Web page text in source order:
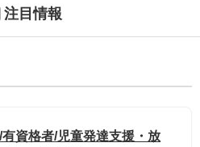
注目情報
資格者/児童発達支援・放